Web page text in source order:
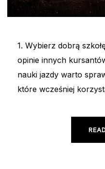
1. Wybierz dobrą
opinie innych
nauki jazdy warto
które wcześniej